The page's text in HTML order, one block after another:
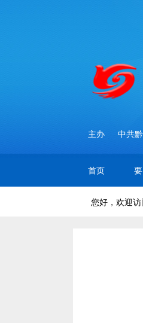
主办 中共
首页
您好，欢迎